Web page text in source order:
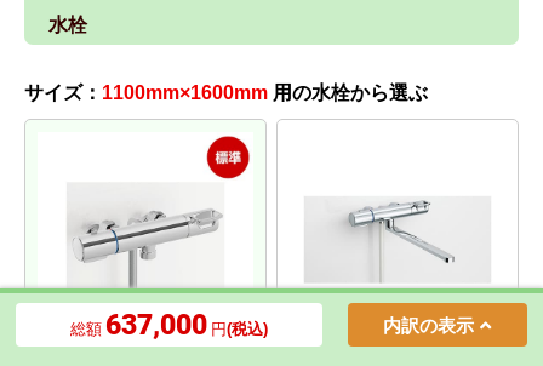
水栓
サイズ： 1100mm×1600mm 用の水栓から選ぶ
総額 637,000 円(税込) 内訳の表示